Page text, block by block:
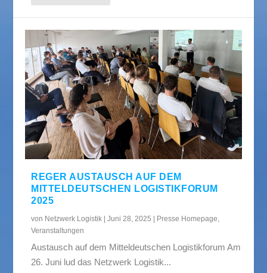
REGER AUSTAUSCH AUF DEM
MITTELDEUTSCHEN LOGISTIKFORUM
2025
von Netzwerk Logistik |Juni 28, 2025 Presse Homepage,
Veranstaltungen
Austausch auf dem Mitteldeutschen Logistikforum Am
26. Juni lud das Netzwerk Logistik...